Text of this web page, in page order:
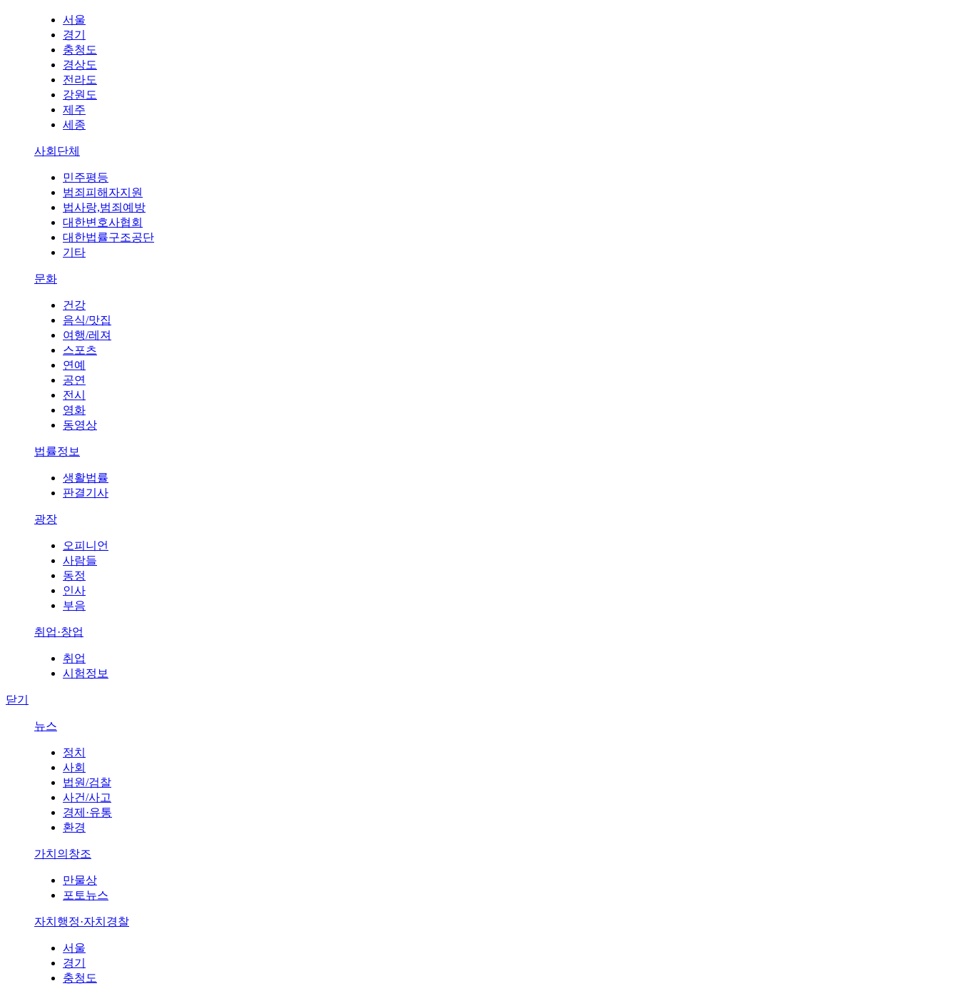
서울
경기
충청도
경상도
전라도
강원도
제주
세종
사회단체
민주평등
범죄피해자지원
법사랑,범죄예방
대한변호사협회
대한법률구조공단
기타
문화
건강
음식/맛집
여행/레져
스포츠
연예
공연
전시
영화
동영상
법률정보
생활법률
판결기사
광장
오피니언
사람들
동정
인사
부음
취업·창업
취업
시험정보
닫기
뉴스
정치
사회
법원/검찰
사건/사고
경제·유통
환경
가치의창조
만물상
포토뉴스
자치행정·자치경찰
서울
경기
충청도